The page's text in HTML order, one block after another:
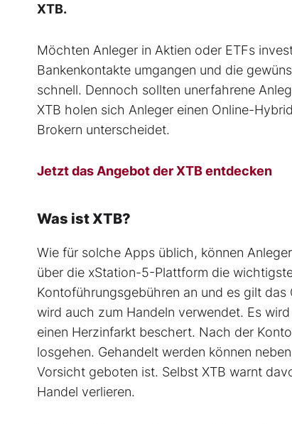
XTB.
Möchten Anleger in Aktien oder ETFs
Bankenkontakte umgangen und die
schnell. Dennoch sollten unerfahrene
XTB holen sich Anleger einen Online-
Brokern unterscheidet.
Jetzt das Angebot der XTB entdecken
Was ist XTB?
Wie für solche Apps üblich, können
über die xStation-5-Plattform die
Kontoführungsgebühren an und es gilt
wird auch zum Handeln verwendet. Es
einen Herzinfarkt beschert. Nach der
losgehen. Gehandelt werden können
Vorsicht geboten ist. Selbst XTB warnt
Handel verlieren.